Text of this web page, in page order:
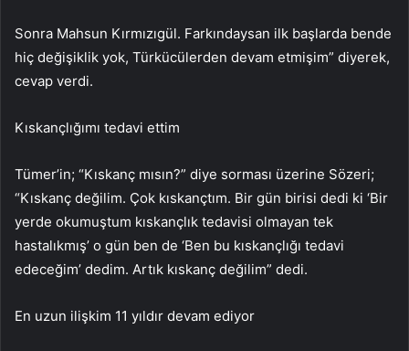
Sonra Mahsun Kırmızıgül. Farkındaysan ilk başlarda bende
hiç değişiklik yok, Türkücülerden devam etmişim” diyerek,
cevap verdi.
Kıskançlığımı tedavi ettim
Tümer’in; “Kıskanç mısın?” diye sorması üzerine Sözeri;
“Kıskanç değilim. Çok kıskançtım. Bir gün birisi dedi ki ‘Bir
yerde okumuştum kıskançlık tedavisi olmayan tek
hastalıkmış’ o gün ben de ‘Ben bu kıskançlığı tedavi
edeceğim’ dedim. Artık kıskanç değilim” dedi.
En uzun ilişkim 11 yıldır devam ediyor